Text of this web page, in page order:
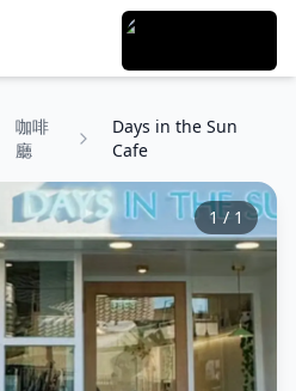
咖啡
廳
Days in the Sun
Cafe
1/ 1